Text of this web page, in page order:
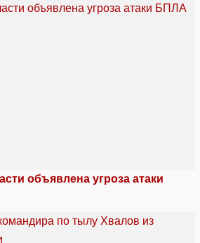
объявлена угроза атаки